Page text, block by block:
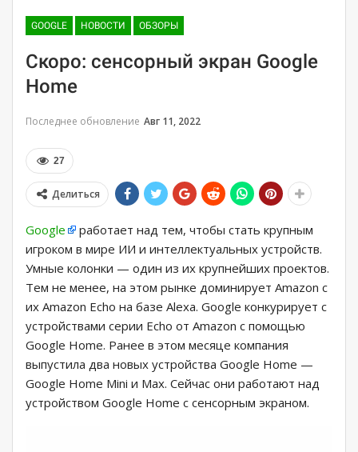
GOOGLE НОВОСТИ ОБЗОРЫ
Скоро: сенсорный экран Google
Home
Последнее обновление Авг 11, 2022
27
Делиться
Google
работает над тем, чтобы стать крупным
игроком в мире ИИ и интеллектуальных устройств.
Умные колонки — один из их крупнейших проектов.
Тем не менее, на этом рынке доминирует Amazon с
их Amazon Echo на базе Alexa. Google конкурирует с
устройствами серии Echo от Amazon с помощью
Google Home. Ранее в этом месяце компания
выпустила два новых устройства Google Home —
Google Home Mini и Max. Сейчас они работают над
устройством Google Home с сенсорным экраном.